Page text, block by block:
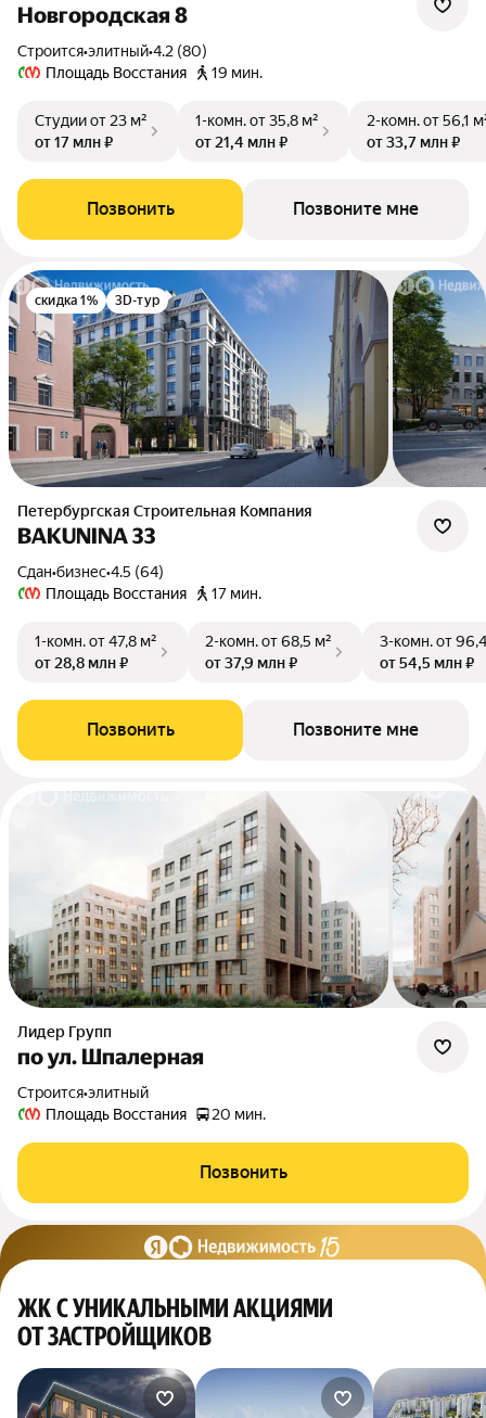
Новгородская 8
Строится•элитный•4.2 (80)
Площадь Восстания
19 мин.
Студииот 23 м²
от 17 млн ₽
1-комн.от 35,8 м²
от 21,4 млн ₽
2-комн.от 56,1
от 33,7 млн ₽
Позвонить Позвоните мне
скидка 1% 3D-тур
Петербургская Строительная Компания
BAKUNINA 33
Сдан•бизнес•4.5 (64)
Площадь Восстания
17 мин.
1-комн.от 47,8 м²
от 28,8 млн ₽
2-комн.от 68,5 м²
от 37,9 млн ₽
3-комн.от
от 54,5 млн ₽
Позвонить Позвоните мне
Лидер Групп
по ул. Шпалерная
Строится•элитный
Площадь Восстания
20 мин.
Позвонить
ЖК С УНИКАЛЬНЫМИ АКЦИЯМИ
ОТ ЗАСТРОЙЩИКОВ